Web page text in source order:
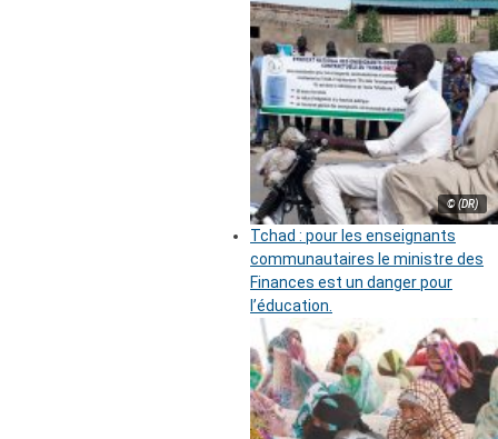
© (DR)
Tchad : pour les enseignants
communautaires le ministre des
Finances est un danger pour
l’éducation.